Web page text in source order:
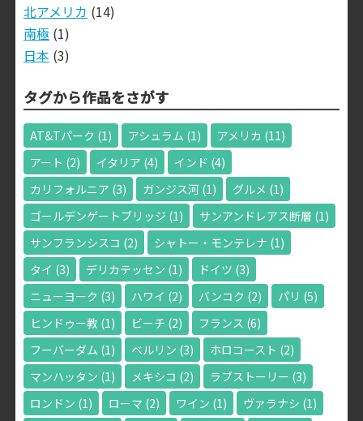
北アメリカ (14)
南極 (1)
日本 (3)
タグから作品をさがす
AT&Tパーク (1) アシュラム (1) アメリカ (11)
アート (2) イタリア (4) インド (4)
カリフォルニア (3) ガンジス河(1) グルメ (1)
ゴールデンゲートブリッジ (1) サンアンドレアス断層 (1)
サンフランシスコ (2) シャトー・モンテレナ (1)
タイ (3) デリカテッセン (1) ドイツ (3)
ニューヨーク (3) ハワイ (2) バンコク (2) パリ (5)
ヒンドゥー教 (1) ビーチ (2) フランス (6)
フーバーダム (1) ベルリン (3) ホロコースト (2)
マンハッタン (1) メキシコ (2) ラブストーリー (3)
ロンドン (1) ローマ (2) ワイン (1) ヴァラナシ (1)